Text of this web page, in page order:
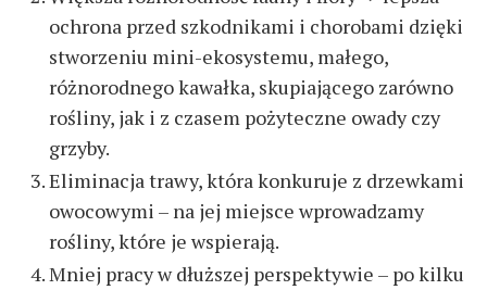
ochrona przed szkodnikami i chorobami dzięki
stworzeniu mini-ekosystemu, małego,
różnorodnego kawałka, skupiającego zarówno
rośliny, jak i z czasem pożyteczne owady czy
grzyby.
Eliminacja trawy, która konkuruje z drzewkami
owocowymi – na jej miejsce wprowadzamy
rośliny, które je wspierają.
Mniej pracy w dłuższej perspektywie – po kilku